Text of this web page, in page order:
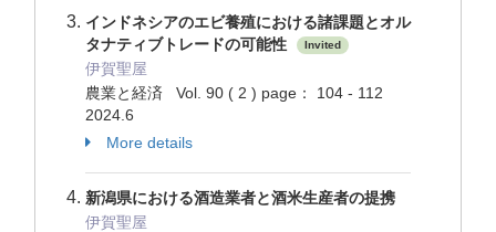
インドネシアのエビ養殖における諸課題とオル
タナティブトレードの可能性
Invited
伊賀聖屋
農業と経済 Vol. 90 ( 2 ) page： 104 - 112
2024.6
More details
新潟県における酒造業者と酒米生産者の提携
伊賀聖屋